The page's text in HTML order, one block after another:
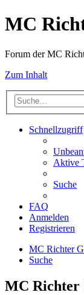
MC
Forum der MC
Zum Inhalt
Schnellzugriff
Aktive
Suche
FAQ
Anmelden
Registrieren
MC Richter
Suche
MC Richter